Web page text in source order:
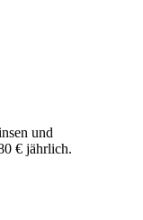
und
€ jährlich.